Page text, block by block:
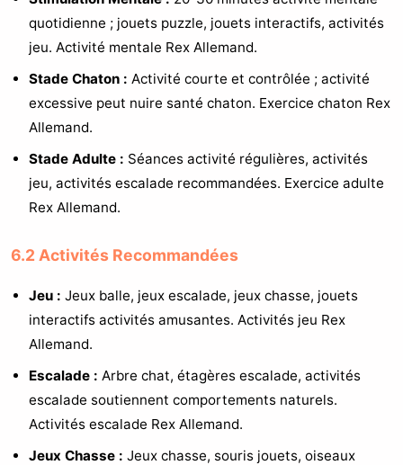
quotidienne ; jouets puzzle, jouets interactifs, activités
jeu. Activité mentale Rex Allemand.
Stade Chaton : Activité courte et contrôlée ; activité
excessive peut nuire santé chaton. Exercice chaton Rex
Allemand.
Stade Adulte : Séances activité régulières, activités
jeu, activités escalade recommandées. Exercice adulte
Rex Allemand.
6.2 Activités Recommandées
Jeu : Jeux balle, jeux escalade, jeux chasse, jouets
interactifs activités amusantes. Activités jeu Rex
Allemand.
Escalade : Arbre chat, étagères escalade, activités
escalade soutiennent comportements naturels.
Activités escalade Rex Allemand.
Jeux Chasse : Jeux chasse, souris jouets, oiseaux